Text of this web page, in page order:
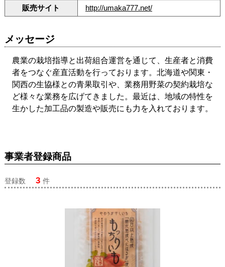
販売サイト
http://umaka777.net/
メッセージ
農業の栽培指導と出荷組合運営を通じて、生産者と消費
者をつなぐ産直活動を行っております。北海道や関東・
関西の生協様との青果取引や、業務用野菜の契約栽培な
ど様々な業務を広げてきました。最近は、地域の特性を
生かした加工品の製造や販売にも力を入れております。
事業者登録商品
登録数 3 件